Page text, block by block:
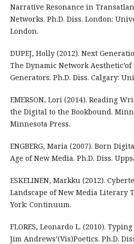
Narrative Resonance in
Networks. Ph.D. Diss. London:
London.
DUPEJ, Holly (2012). Next
The Dynamic Network
Generators. Ph.D. Diss. Calgary:
EMERSON, Lori (2014). Reading
the Digital to the Bookbound.
Minnesota Press.
ENGBERG, Maria (2007). Born
Age of New Media. Ph.D. Diss.
ESKELINEN, Markku (2012).
Landscape of New Media Literary
York: Continuum.
FLORES, Leonardo L. (2010).
Jim Andrews’(Vis)Poetics. Ph.D.